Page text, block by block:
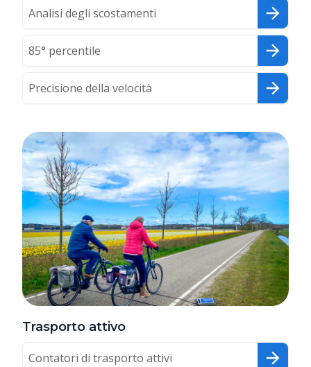
Analisi degli scostamenti
85° percentile
Precisione della velocità
Trasporto attivo
Contatori di trasporto attivi